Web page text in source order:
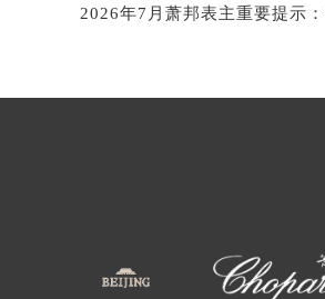
辽宁省营口市
北京市朝阳区
河北省保定市
内蒙古自治区
内蒙古自治区
2026年7月萧邦表主重要提示